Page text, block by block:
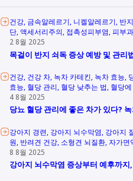
건강 금속알레르기 니켈알레르기 반
단 액세서리주의 접촉성피부염 피부과
2 8월 2025
목걸이 반지 쇠독 증상 예방 및 관리
건강 건강 차 녹차 카테킨 녹차 효능
효능 혈당 관리 혈당 낮추는 법 혈당
4 8월 2025
당뇨 혈당 관리에 좋은 차가 있다?
강아지 경련 강아지 뇌수막염 강아지
원 반려견 건강 소형견 뇌질환 자가면
8 8월 2025
강아지 뇌수막염 증상부터 예후까